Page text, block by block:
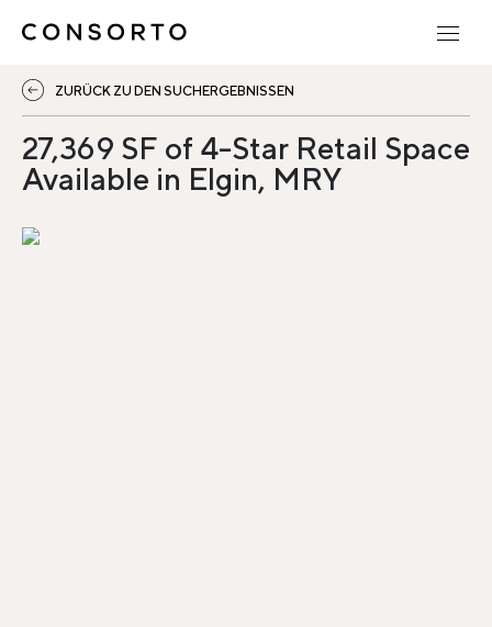
ZURÜCK ZU DEN SUCHERGEBNISSEN
27,369 SF of 4-Star Retail Space
Available in Elgin, MRY